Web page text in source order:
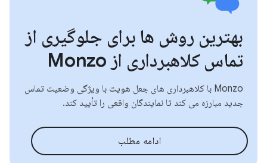
بهترین روش ها برای جلوگیری از
تماس کلاهبرداری از Monzo
Monzo با کلاهبرداری های جعل هویت با ویژگی وضعیت تماس
جدید مبارزه می کند تا نمایندگان واقعی را تأیید کند.
ادامه مطلب